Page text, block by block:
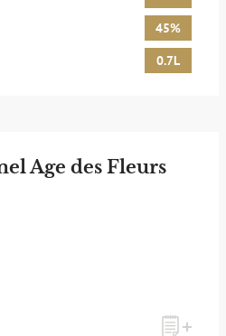
45%
0.7L
Age des Fleurs